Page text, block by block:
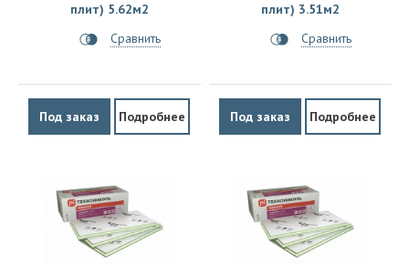
плит) 5.62м2
Сравнить
Под заказ Подробнее
плит) 3.51м2
Сравнить
Под заказ Подробнее